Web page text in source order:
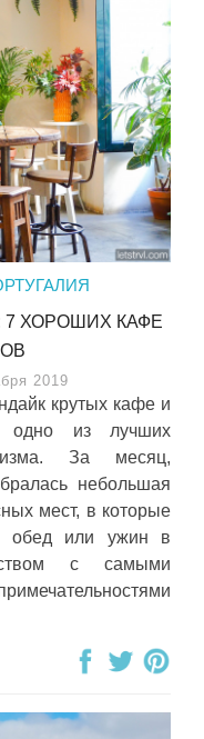
7 ХОРОШИХ КАФЕ
2019
крутых кафе и
одно из лучших
За месяц,
небольшая
мест, в которые
обед или ужин в
с самыми